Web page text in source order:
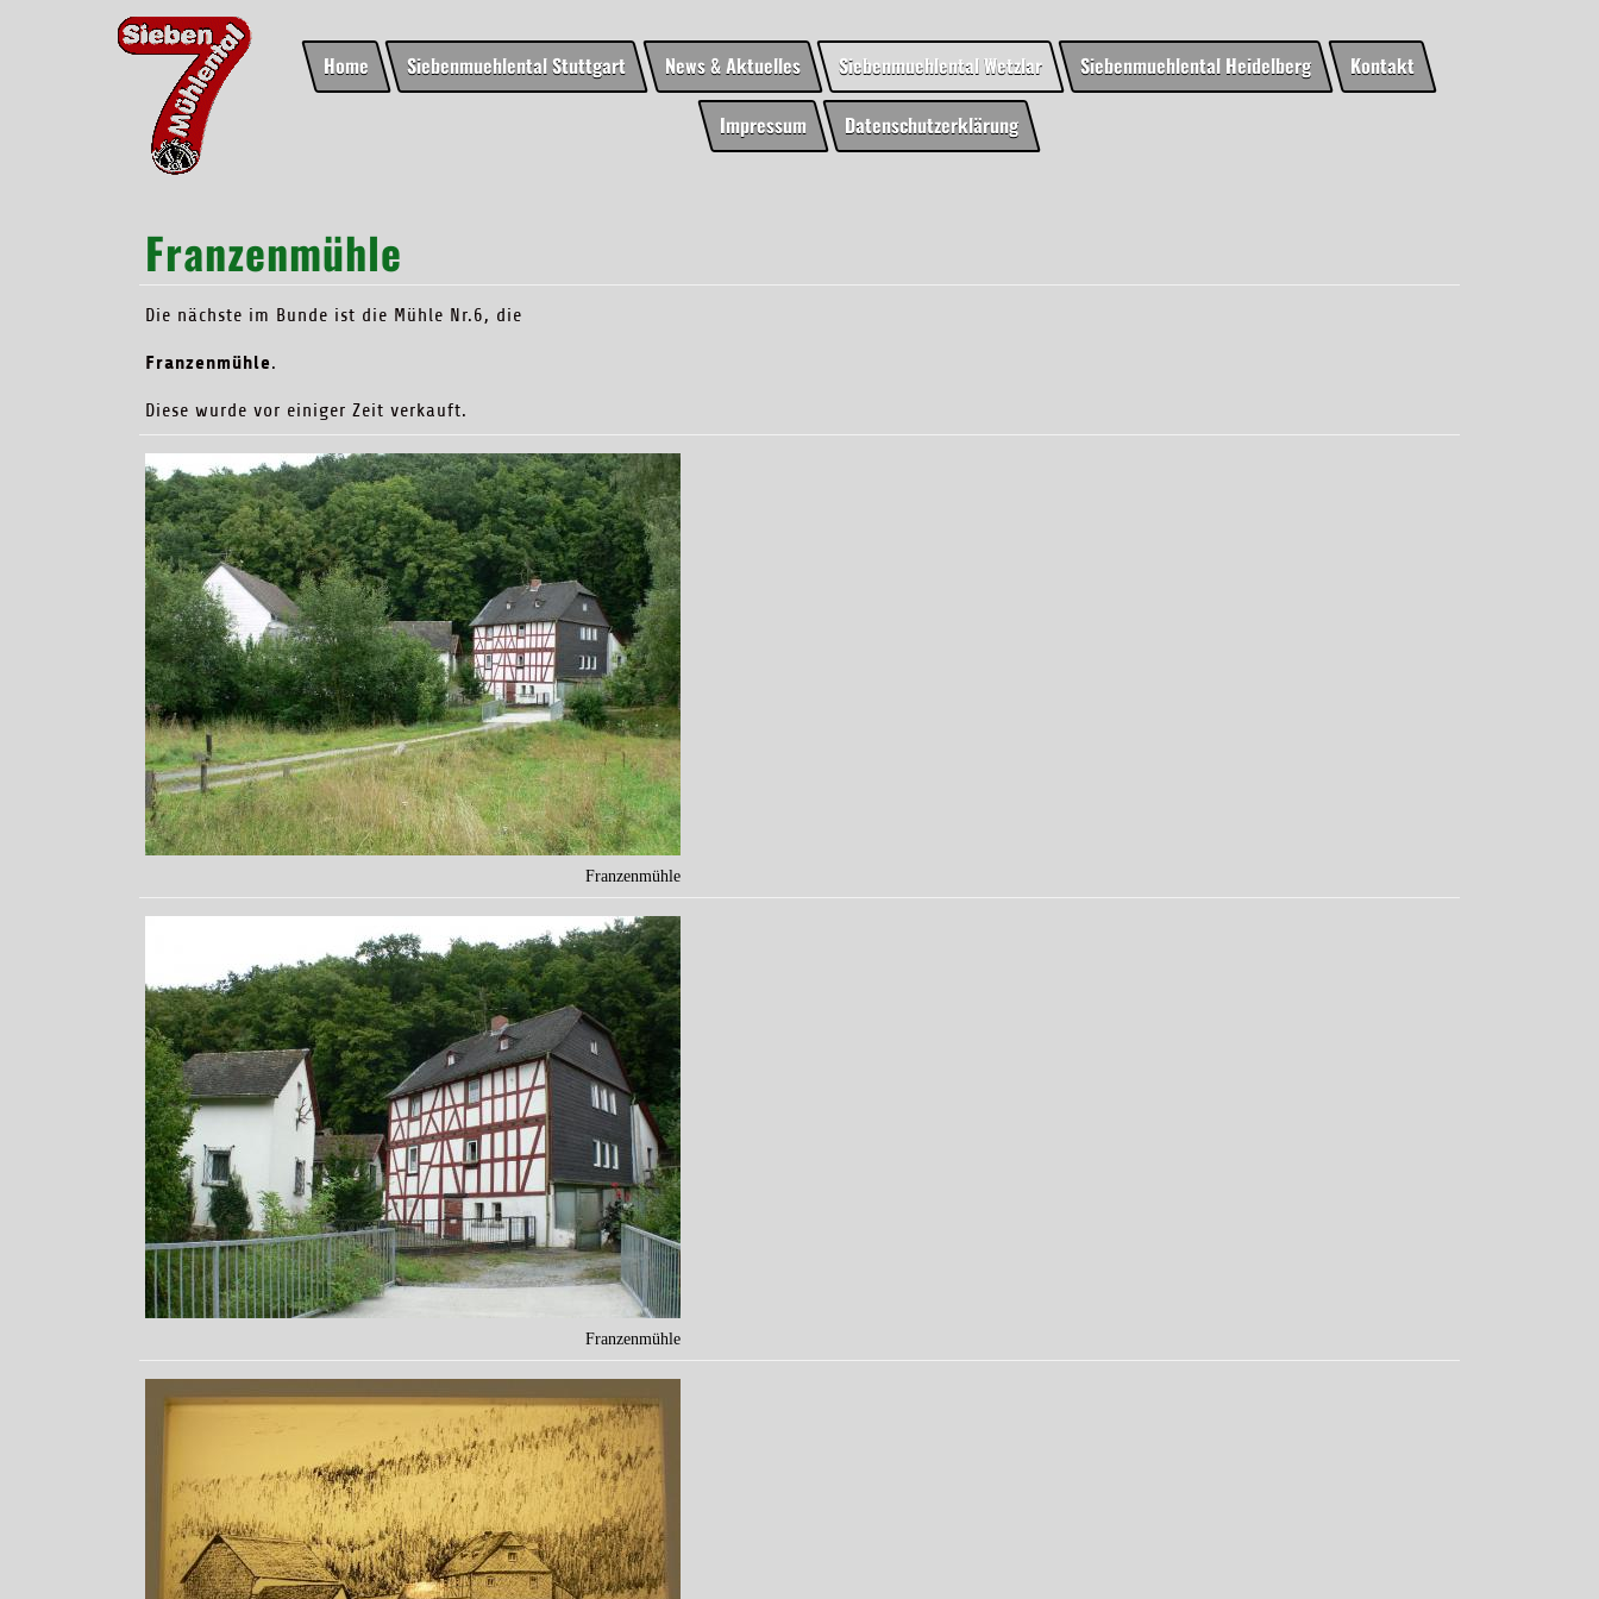
Home Siebenmuehlental Stuttgart News & Aktuelles Siebenmuehlental Wetzlar Siebenmuehlental Heidelberg Kontakt
Impressum Datenschutzerklärung
Franzenmühle
Die nächste im Bunde ist die Mühle Nr.6, die
Franzenmühle.
Diese wurde vor einiger Zeit verkauft.
Franzenmühle
Franzenmühle